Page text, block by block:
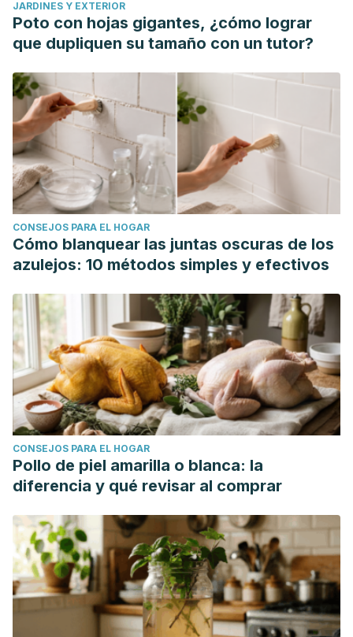
de abril de 2023 https://www.mayoclinic.org/es-
es/diseases-conditions/contact-
dermatitis/multimedia/patch-testing/img-20008265
Suzuki, R., Fukuyama, K., Miyazaki, Y., & Namiki, T. (2016).
Contact urticaria syndrome and protein contact dermatitis
caused by glycerin enema. JAAD case reports
(2), 108–
110.
https://www.ncbi.nlm.nih.gov/pmc/articles/PMC4810294/
Stout, E. I., & McKessor, A. (2012). Glycerin-Based Hydrogel
for Infection Control. Advances in wound care,1(1), 48–51.
https://www.ncbi.nlm.nih.gov/pmc/articles/PMC3839013/
JARDINES Y EXTERIOR
Poto con hojas gigantes, ¿cómo lograr
que dupliquen su tamaño con un tutor?
CONSEJOS PARA EL HOGAR
Cómo blanquear las juntas oscuras de los
azulejos: 10 métodos simples y efectivos
CONSEJOS PARA EL HOGAR
Pollo de piel amarilla o blanca: la
diferencia y qué revisar al comprar